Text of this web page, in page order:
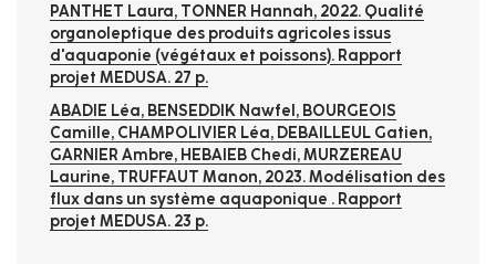
PANTHET Laura, TONNER Hannah, 2022. Qualité
organoleptique des produits agricoles issus
d'aquaponie (végétaux et poissons). Rapport
projet MEDUSA. 27 p.
ABADIE Léa, BENSEDDIK Nawfel, BOURGEOIS
Camille, CHAMPOLIVIER Léa, DEBAILLEUL Gatien,
GARNIER Ambre, HEBAIEB Chedi, MURZEREAU
Laurine, TRUFFAUT Manon, 2023.Modélisation des
flux dans un système aquaponique . Rapport
projet MEDUSA. 23 p.